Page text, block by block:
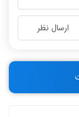
ارسال نظر